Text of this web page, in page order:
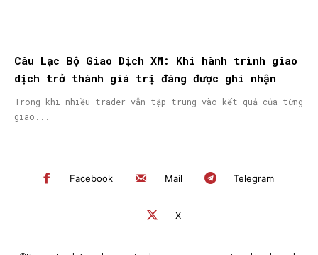
Câu Lạc Bộ Giao Dịch XM: Khi hành trình giao
dịch trở thành giá trị đáng được ghi nhận
Trong khi nhiều trader vẫn tập trung vào kết quả của từng
giao...
Facebook Mail Telegram
X